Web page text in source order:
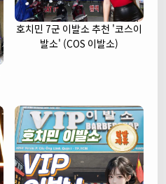
호치민 7군 이발소 추천 '코스이
발소' (COS 이발소)